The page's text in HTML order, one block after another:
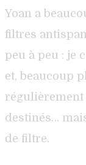
Yoan a
filtres
peu à peu : je
et, beaucoup
régulièrement
destinés…
de filtre.